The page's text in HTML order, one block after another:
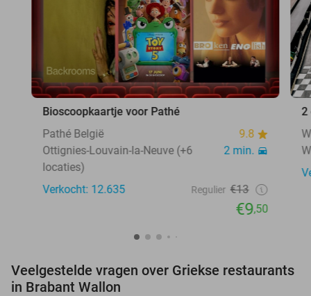
Bioscoopkaartje voor Pathé
Pathé België
9.8
Ottignies-Louvain-la-Neuve (+6
locaties)
2 min.
Verkocht: 12.635 Regulier €13
€9,50
2
Veelgestelde vragen over Griekse restaurants
in Brabant Wallon